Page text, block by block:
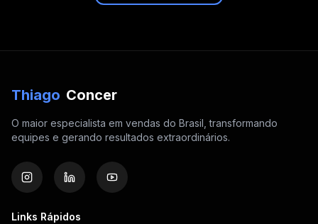
Thiago Concer
O maior especialista em vendas do Brasil, transformando
equipes e gerando resultados extraordinários.
Links Rápidos